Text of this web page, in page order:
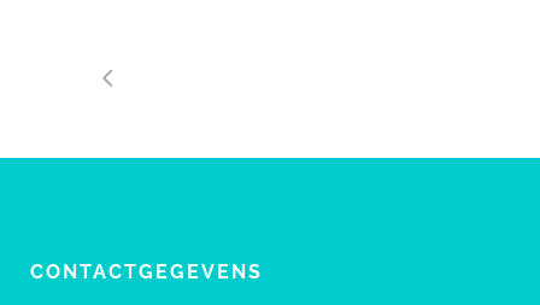
CONTACTGEGEVENS